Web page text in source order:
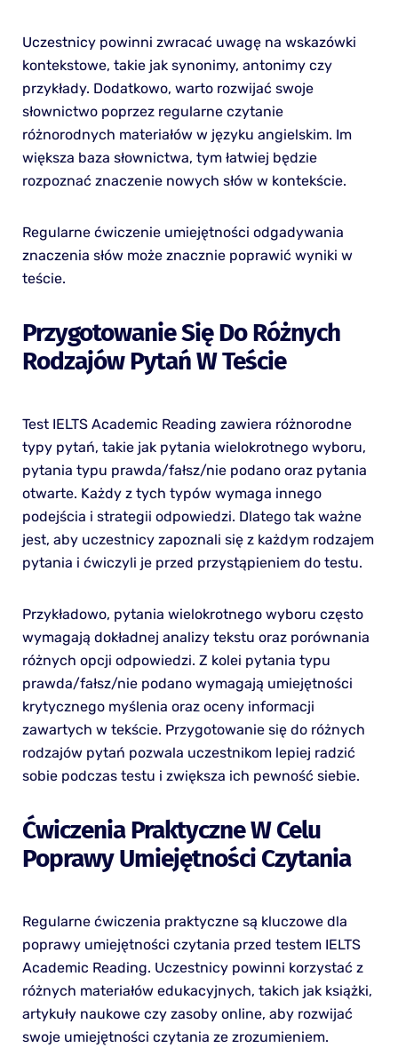
Uczestnicy powinni zwracać uwagę na wskazówki
kontekstowe, takie jak synonimy, antonimy czy
przykłady. Dodatkowo, warto rozwijać swoje
słownictwo poprzez regularne czytanie
różnorodnych materiałów w języku angielskim. Im
większa baza słownictwa, tym łatwiej będzie
rozpoznać znaczenie nowych słów w kontekście.
Regularne ćwiczenie umiejętności odgadywania
znaczenia słów może znacznie poprawić wyniki w
teście.
Przygotowanie Się Do Różnych
Rodzajów Pytań W Teście
Test IELTS Academic Reading zawiera różnorodne
typy pytań, takie jak pytania wielokrotnego wyboru,
pytania typu prawda/fałsz/nie podano oraz pytania
otwarte. Każdy z tych typów wymaga innego
podejścia i strategii odpowiedzi. Dlatego tak ważne
jest, aby uczestnicy zapoznali się z każdym rodzajem
pytania i ćwiczyli je przed przystąpieniem do testu.
Przykładowo, pytania wielokrotnego wyboru często
wymagają dokładnej analizy tekstu oraz porównania
różnych opcji odpowiedzi. Z kolei pytania typu
prawda/fałsz/nie podano wymagają umiejętności
krytycznego myślenia oraz oceny informacji
zawartych w tekście. Przygotowanie się do różnych
rodzajów pytań pozwala uczestnikom lepiej radzić
sobie podczas testu i zwiększa ich pewność siebie.
Ćwiczenia Praktyczne W Celu
Poprawy Umiejętności Czytania
Regularne ćwiczenia praktyczne są kluczowe dla
poprawy umiejętności czytania przed testem IELTS
Academic Reading. Uczestnicy powinni korzystać z
różnych materiałów edukacyjnych, takich jak książki,
artykuły naukowe czy zasoby online, aby rozwijać
swoje umiejętności czytania ze zrozumieniem.